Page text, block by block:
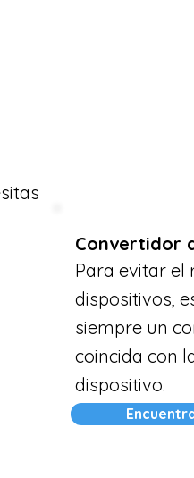
Convertidor
Para evitar el
dispositivos,
siempre un
coincida con
dispositivo.